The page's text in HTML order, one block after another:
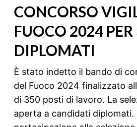
CONCORSO
FUOCO 2024
DIPLOMATI
È stato indetto il bando di
del Fuoco 2024 finalizzato
di 350 posti di lavoro. La
aperta a candidati diplomati.